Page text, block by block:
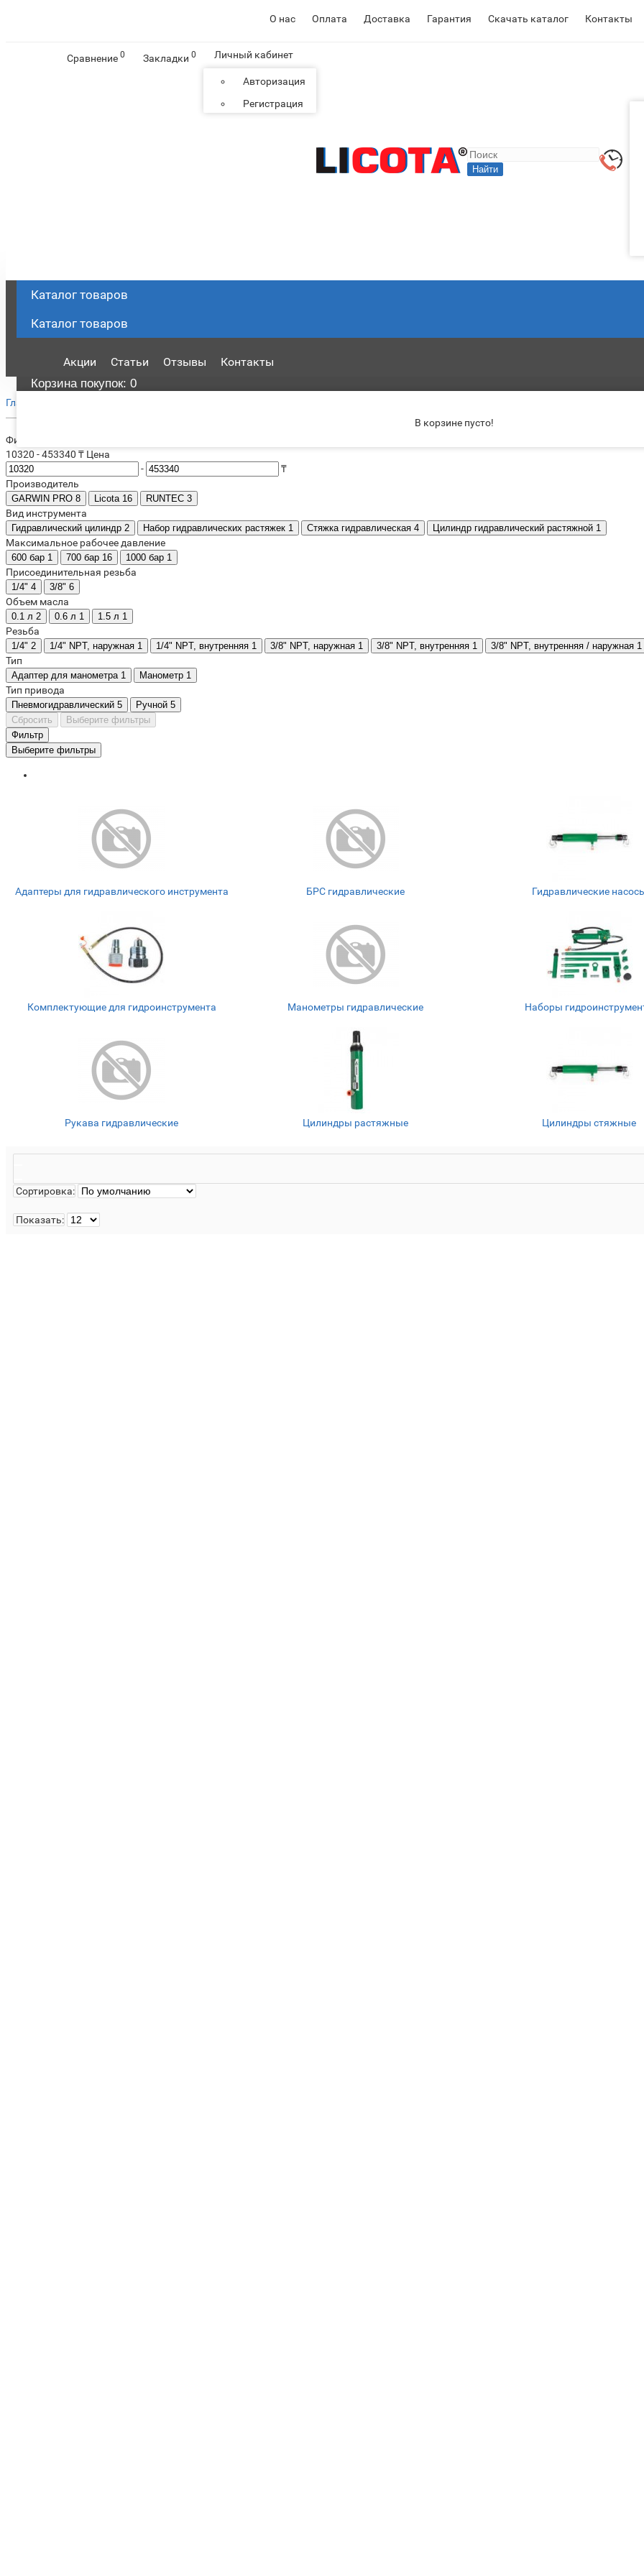
О нас Оплата Доставка Гарантия Скачать каталог Контакты
Сравнение 0 Закладки 0 Личный кабинет
Авторизация
Регистрация
Найти
Каталог товаров
Каталог товаров
Акции Статьи Отзывы
Контакты
Корзинапокупок: 0
В корзине пусто!
Главная
Фильтр
10320 -453340 ₸ Цена
-
₸
Производитель
GARWIN PRO 8 Licota 16 RUNTEC 3
Вид инструмента
Гидравлический цилиндр 2 Набор гидравлических растяжек 1 Стяжка гидравлическая 4 Цилиндр гидравлический растяжной 1
Максимальное рабочее давление
600 бар 1 700 бар 16 1000 бар 1
Присоединительная резьба
1/4" 4 3/8" 6
Объем масла
0.1 л 2 0.6 л 1 1.5 л 1
Резьба
1/4" 2 1/4" NPT, наружная 1 1/4" NPT, внутренняя 1 3/8" NPT, наружная 1 3/8" NPT, внутренняя 1 3/8" NPT, внутренняя / наружная 1
Тип
Адаптер для манометра 1 Манометр 1
Тип привода
Пневмогидравлический 5 Ручной 5
Сбросить
Выберите фильтры
Фильтр
Выберите фильтры
Адаптеры для гидравлического инструмента БРС гидравлические Гидравлические
Комплектующие для гидроинструмента Манометры гидравлические Наборы
Рукава гидравлические Цилиндры растяжные Цилиндры стяжные
Сортировка:
Показать: